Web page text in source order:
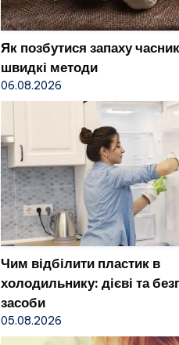
Як позбутися запаху
швидкі методи
06.08.2026
Чим відбілити пластик в
холодильнику: дієві та
засоби
05.08.2026